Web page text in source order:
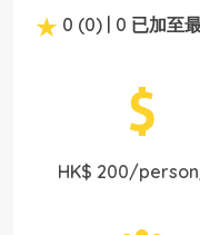
0 (0) | 0 已加至
HK$ 200/